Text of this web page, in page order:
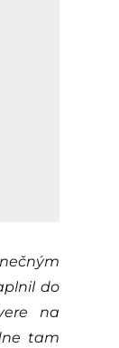
do
na
tam